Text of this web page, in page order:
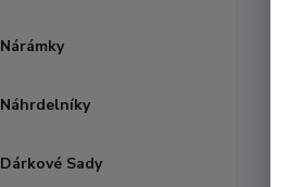
Nárámky
Náhrdelníky
Dárkové Sady